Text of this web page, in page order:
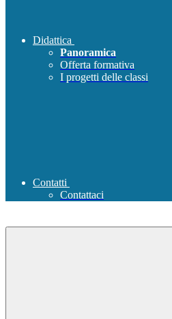
Didattica
Panoramica
Offerta formativa
I progetti delle classi
Contatti
Contattaci